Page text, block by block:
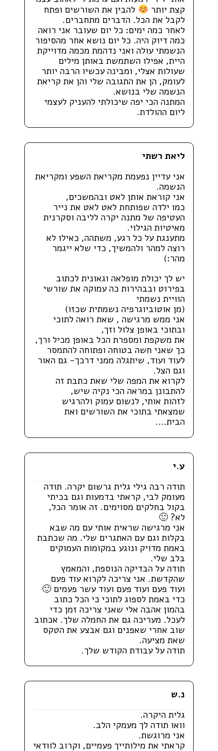
קצת יותר
להבין את השורשים ופתח
לקבל את הכל. הדברים מתחברים.
לאחר כמה ימים: כל יום שעובר אני רואה
כמה דיוק היה. כל יום נושא אחר מהסיפור
הנשמתי עולה ואני נדהמת מכמה מדוייקת
היית, אפילו השתמשת באותן מילים
שעולות אצלי, ומבינה עכשיו הרבה יותר
לעומק, הן את התגובה שלי והן את קריאת
הנשמה שלי בנושא.
המתנה הכי יפה שיכולתי להעניק לעצמי
ליום ההולדת.
ליאת רשתי
אני עדיין נפעמת מקריאת השפע ומקריאת
הנשמה.
אני קוראת אותן לאט ובהמשכים,
כמו ילדה שפותחת לאט לאט את נייר
העטיפה של מתנה יקרה לליבה וסקרנית
מאיטיות הגילוי.
מתענגת על כל רגע, משתהה, כאילו לא
רוצה למהר ולהמשיך, כדי שלא ייגמר
מהר:)
יש לך יכולת מופלאה וגאונית לכתוב
בפירוט ובבהירות כה עמוקה את שורשי
הוויית נשמתי
(מן אוטוביוגרפיה נשמתית שכזו)
אני ממש מרגישה , שאת רואה לתוכי
ובתוכי באופן צלול וזך,
את משקפת ומספרת הכל באופן מכיל ורך,
כך שאני חשה בטוחה ופתוחה להתמסר
לעוד ועוד, שיתגלה ממני דרכך- גם האור
וגם הצל.
לקרוא את המפה שלי שאת כתבת זה
להתבונן במראה הכי נקיה שיש,
לזהות אותי, לנשום עמוק ולהרגיש
שמצאתי בתוכי את השורשים ואת
הבית….
ע.י
תודה רבה גילי גלית גרשום יקרה. תודה
מעומק לבי, קראתי בדמעות וגם בכיתי
בקול בחלקים מסוימים. זה אומר הכל,
לא? 🙂
אני מרגישה שראית אותי עם מה שבא
בקלות וגם עם האתגרים שלי. מה שכתבת
באמת מדויק ונוגע במקומות העמוקים
בלב שלי.
תודה על הבדיקה הנוספת, והמאמץ
שהקדשת. אני צריכה לקרוא עוד פעם
ועוד פעם ועוד פעם ועוד עשר פעמים 🙂
כדי באמת לספוג לתוכי כי הכל כתוב
בהמון אהבה אלי שאני צריכה זמן כדי
לעכל. מעריכה גם את החמלה שלך. אכתוב
שוב אחרי שאפנים וגם אבצע את הטקס
שאת מציעה.
תודה על עבודת הקודש שלך.
נ.ש
גלית היקרה.
וואו תודה לך מעמקי הלב.
אני מרוגשת.
קראתי את מילותייך פעמיים, וקרוב לוודאי